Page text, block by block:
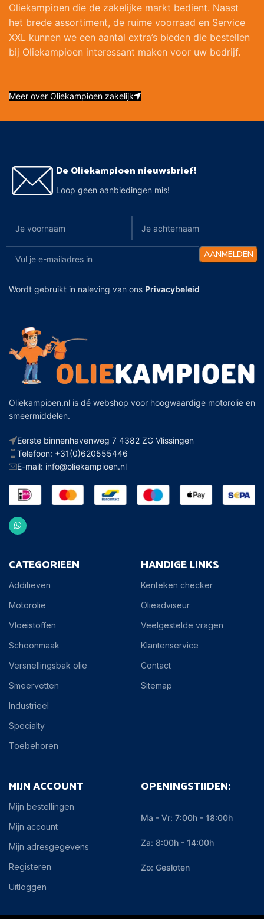
Oliekampioen die de zakelijke markt bedient. Naast
het brede assortiment, de ruime voorraad en Service
XXL kunnen we een aantal extra’s bieden die bestellen
bij Oliekampioen interessant maken voor uw bedrijf.
Meer over Oliekampioen zakelijk
De Oliekampioen nieuwsbrief!
Loop geen aanbiedingen mis!
Wordt gebruikt in naleving van ons Privacybeleid
Oliekampioen.nl is dé webshop voor hoogwaardige motorolie en
smeermiddelen.
Eerste binnenhavenweg 7 4382 ZG Vlissingen
Telefoon: +31(0)620555446
E-mail: info@oliekampioen.nl
CATEGORIEEN
Additieven
Motorolie
Vloeistoffen
Schoonmaak
Versnellingsbak olie
Smeervetten
Industrieel
Specialty
Toebehoren
HANDIGE LINKS
Kenteken checker
Olieadviseur
Veelgestelde vragen
Klantenservice
Contact
Sitemap
MIJN ACCOUNT
Mijn bestellingen
Mijn account
Mijn adresgegevens
Registeren
Uitloggen
OPENINGSTIJDEN:
Ma - Vr: 7:00h - 18:00h
Za: 8:00h - 14:00h
Zo: Gesloten